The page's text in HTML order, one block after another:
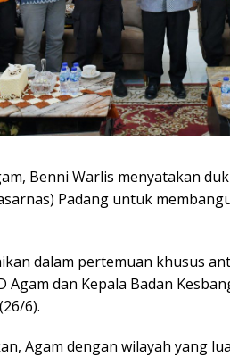
Benni Warlis menyatakan
Padang untuk
dalam pertemuan khusus
Agam dan Kepala Badan
6).
Agam dengan wilayah yang